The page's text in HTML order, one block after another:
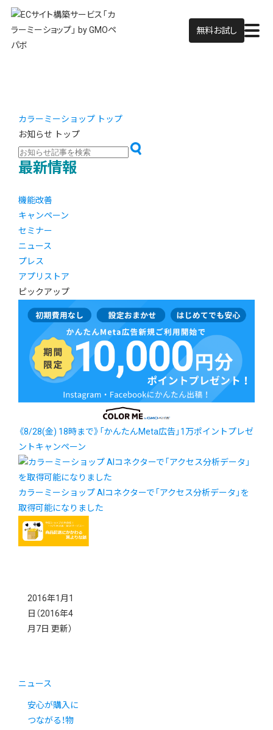
無料お試し
カラーミーショップ トップ
お知らせ トップ
最新情報
機能改善
キャンペーン
セミナー
ニュース
プレス
アプリストア
ピックアップ
《8/28(金) 18時まで》「かんたんMeta広告」1万ポイントプレゼ
ントキャンペーン
カラーミーショップ AIコネクターで「アクセス分析データ」を
取得可能になりました
2016年1月1
日 （2016年4
月7日 更新）
ニュース
安心が購入に
つながる！物